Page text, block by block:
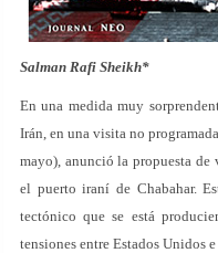
Salman Rafi Sheikh*
En una medida muy
Irán, en una visita no
mayo), anunció la propuesta
el puerto iraní de Chabahar.
tectónico que se está
tensiones entre Estados Unidos